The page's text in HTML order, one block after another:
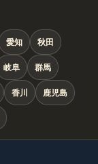
愛知 秋田
岐阜 群馬
香川 鹿児島